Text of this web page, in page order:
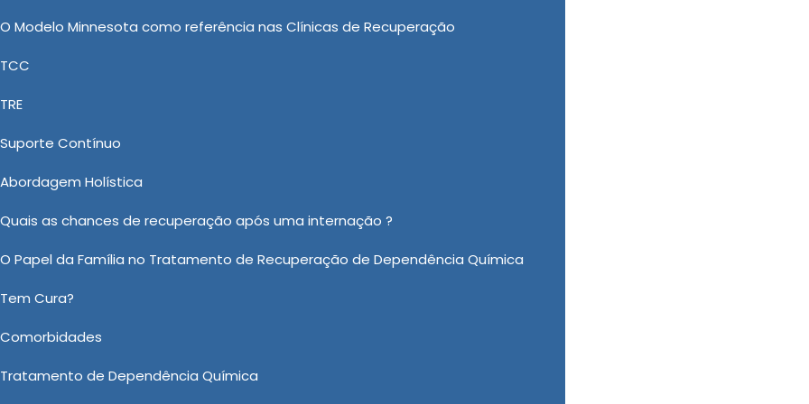
O Modelo Minnesota como referência nas Clínicas de Recuperação
TCC
TRE
Suporte Contínuo
Abordagem Holística
Quais as chances de recuperação após uma internação ?
O Papel da Família no Tratamento de Recuperação de Dependência Química
Tem Cura?
Comorbidades
Tratamento de Dependência Química
A decisão de internar alguém à força é delicada e só
a vida do dependente ou de outros está em risco
de qualidade incomparável, a Casa Vida Nova
proporcionando Clinica para Dependentes
de Drogas de referencia no mercado. Na Casa Vida Nova você encontra o melhor
Clinica de Internação Involuntaria para Dependentes Quimicos na Vila Endres - Guarulhos?
Ou em nosso WhatsApp